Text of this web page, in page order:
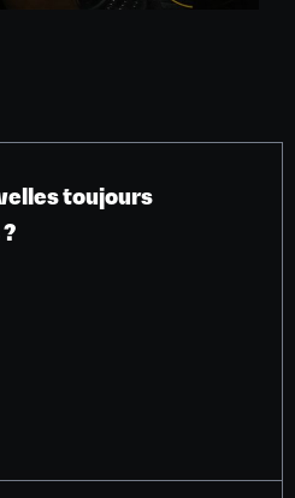
toujours